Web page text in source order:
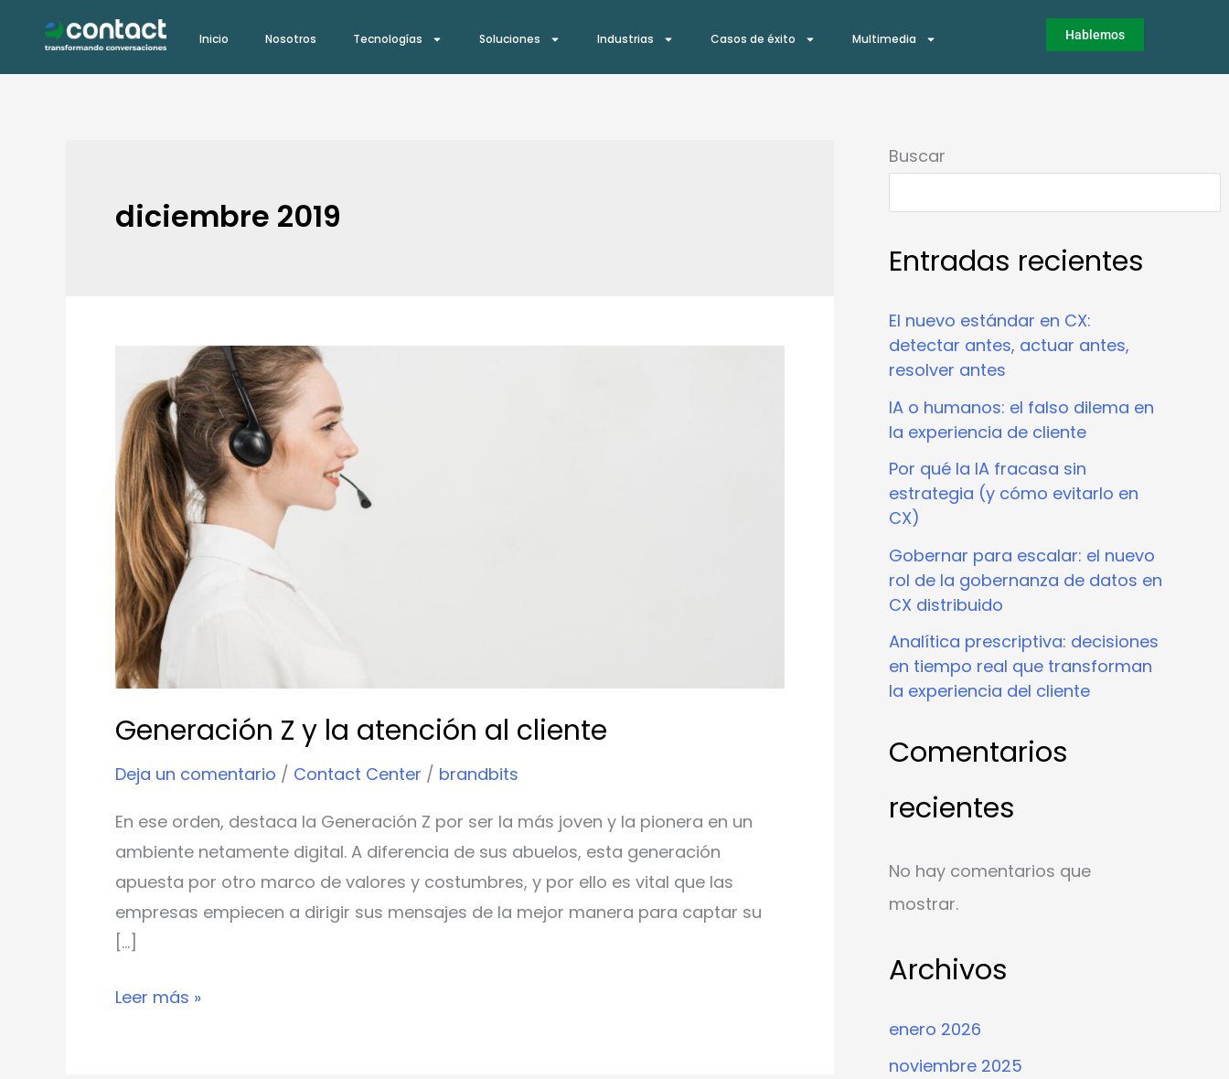
contenido
Inicio Nosotros Tecnologías Soluciones Industrias Casos de éxito Multimedia Hablemos
diciembre 2019
Generación Z y la atención al cliente
Deja un comentario / Contact Center / brandbits
En ese orden, destaca la Generación Z por ser la más joven y la pionera en un
ambiente netamente digital. A diferencia de sus abuelos, esta generación
apuesta por otro marco de valores y costumbres, y por ello es vital que las
empresas empiecen a dirigir sus mensajes de la mejor manera para captar su
[…]
Generación
y
la
atención
al
cliente
Leer más »
Buscar
Entradas recientes
El nuevo estándar en CX:
detectar antes, actuar antes,
resolver antes
IA o humanos: el falso dilema en
la experiencia de cliente
Por qué la IA fracasa sin
estrategia (y cómo evitarlo en
CX)
Gobernar para escalar: el nuevo
rol de la gobernanza de datos en
CX distribuido
Analítica prescriptiva: decisiones
en tiempo real que transforman
la experiencia del cliente
Comentarios
recientes
No hay comentarios que
mostrar.
Archivos
enero 2026
noviembre 2025